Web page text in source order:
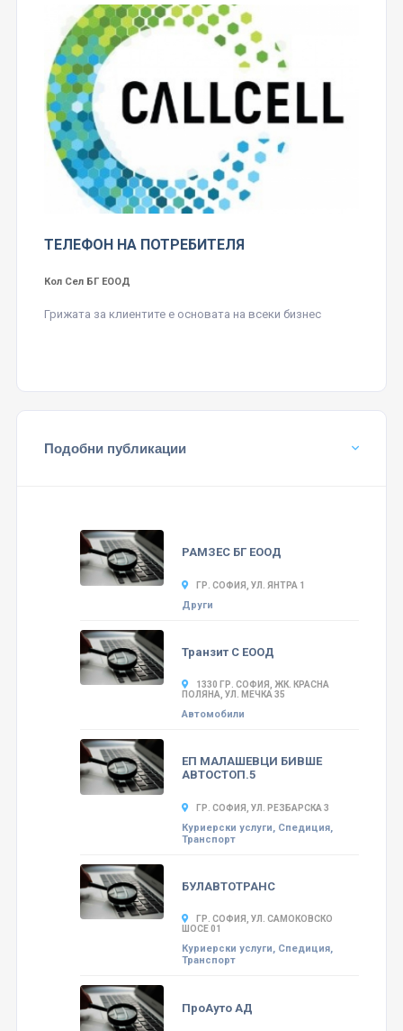
ТЕЛЕФОН НА ПОТРЕБИТЕЛЯ
Кол Сел БГ ЕООД
Грижата за клиентите е основата на всеки бизнес
Подобни публикации
РАМЗЕС БГ ЕООД
ГР. СОФИЯ, УЛ. ЯНТРА 1
Други
Транзит С ЕООД
1330 ГР. СОФИЯ, ЖК. КРАСНА
ПОЛЯНА, УЛ. МЕЧКА 35
Автомобили
ЕП МАЛАШЕВЦИ БИВШЕ
АВТОСТОП.5
ГР. СОФИЯ, УЛ. РЕЗБАРСКА 3
Куриерски услуги, Спедиция,
Транспорт
БУЛАВТОТРАНС
ГР. СОФИЯ, УЛ. САМОКОВСКО
ШОСЕ 01
Куриерски услуги, Спедиция,
Транспорт
ПроАуто АД